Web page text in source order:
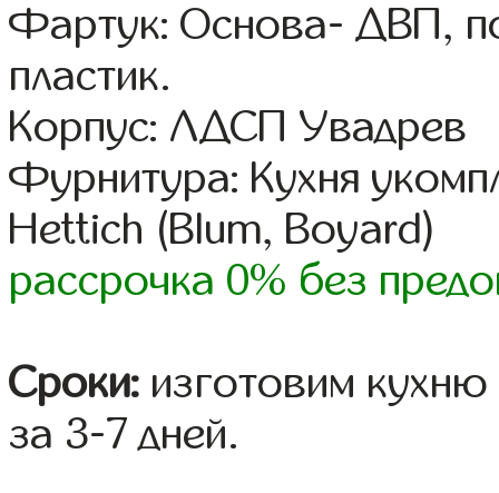
Фартук: Основа- ДВП,
пластик.
Корпус: ЛДСП Увадрев
Фурнитура: Кухня
Hettich (Blum, Boyard)
рассрочка 0% без
Сроки: изготовим
за 3-7 дней.